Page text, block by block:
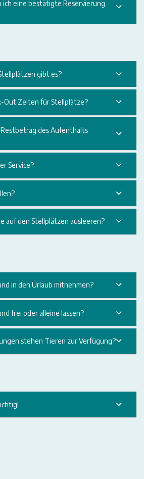
ich eine bestätigte Reservierung
gibt es?
Out Zeiten für Stellplätze?
des Aufenthalts
Service?
auf den Stellplätzen ausleeren?
in den Urlaub mitnehmen?
frei oder alleine lassen?
stehen Tieren zur Verfügung?